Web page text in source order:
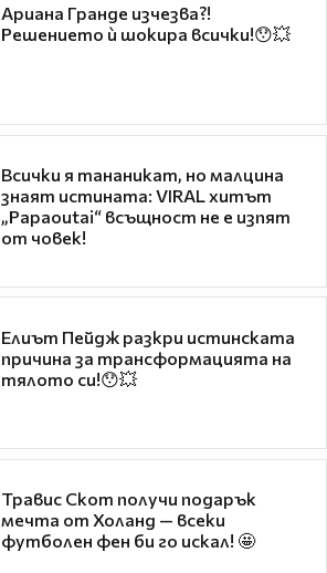
Ариана Гранде изчезва?!
Решението ѝ шокира всички!😯💥
Всички я тананикат, но малцина
знаят истината: VIRAL хитът
„Papaoutai“ всъщност не е изпят
от човек!
Елиът Пейдж разкри истинската
причина за трансформацията на
тялото си!😯💥
Травис Скот получи подарък
мечта от Холанд — всеки
футболен фен би го искал! 🤩